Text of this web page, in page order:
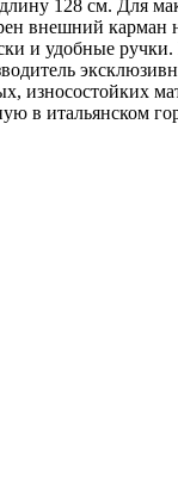
128 см. Для
внешний карман
и удобные ручки.
износостойких
в итальянском